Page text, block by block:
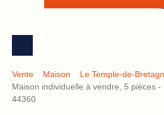
Vente Maison
Le Temple-de-
Maison individuelle à vendre, 5 pièces
44360